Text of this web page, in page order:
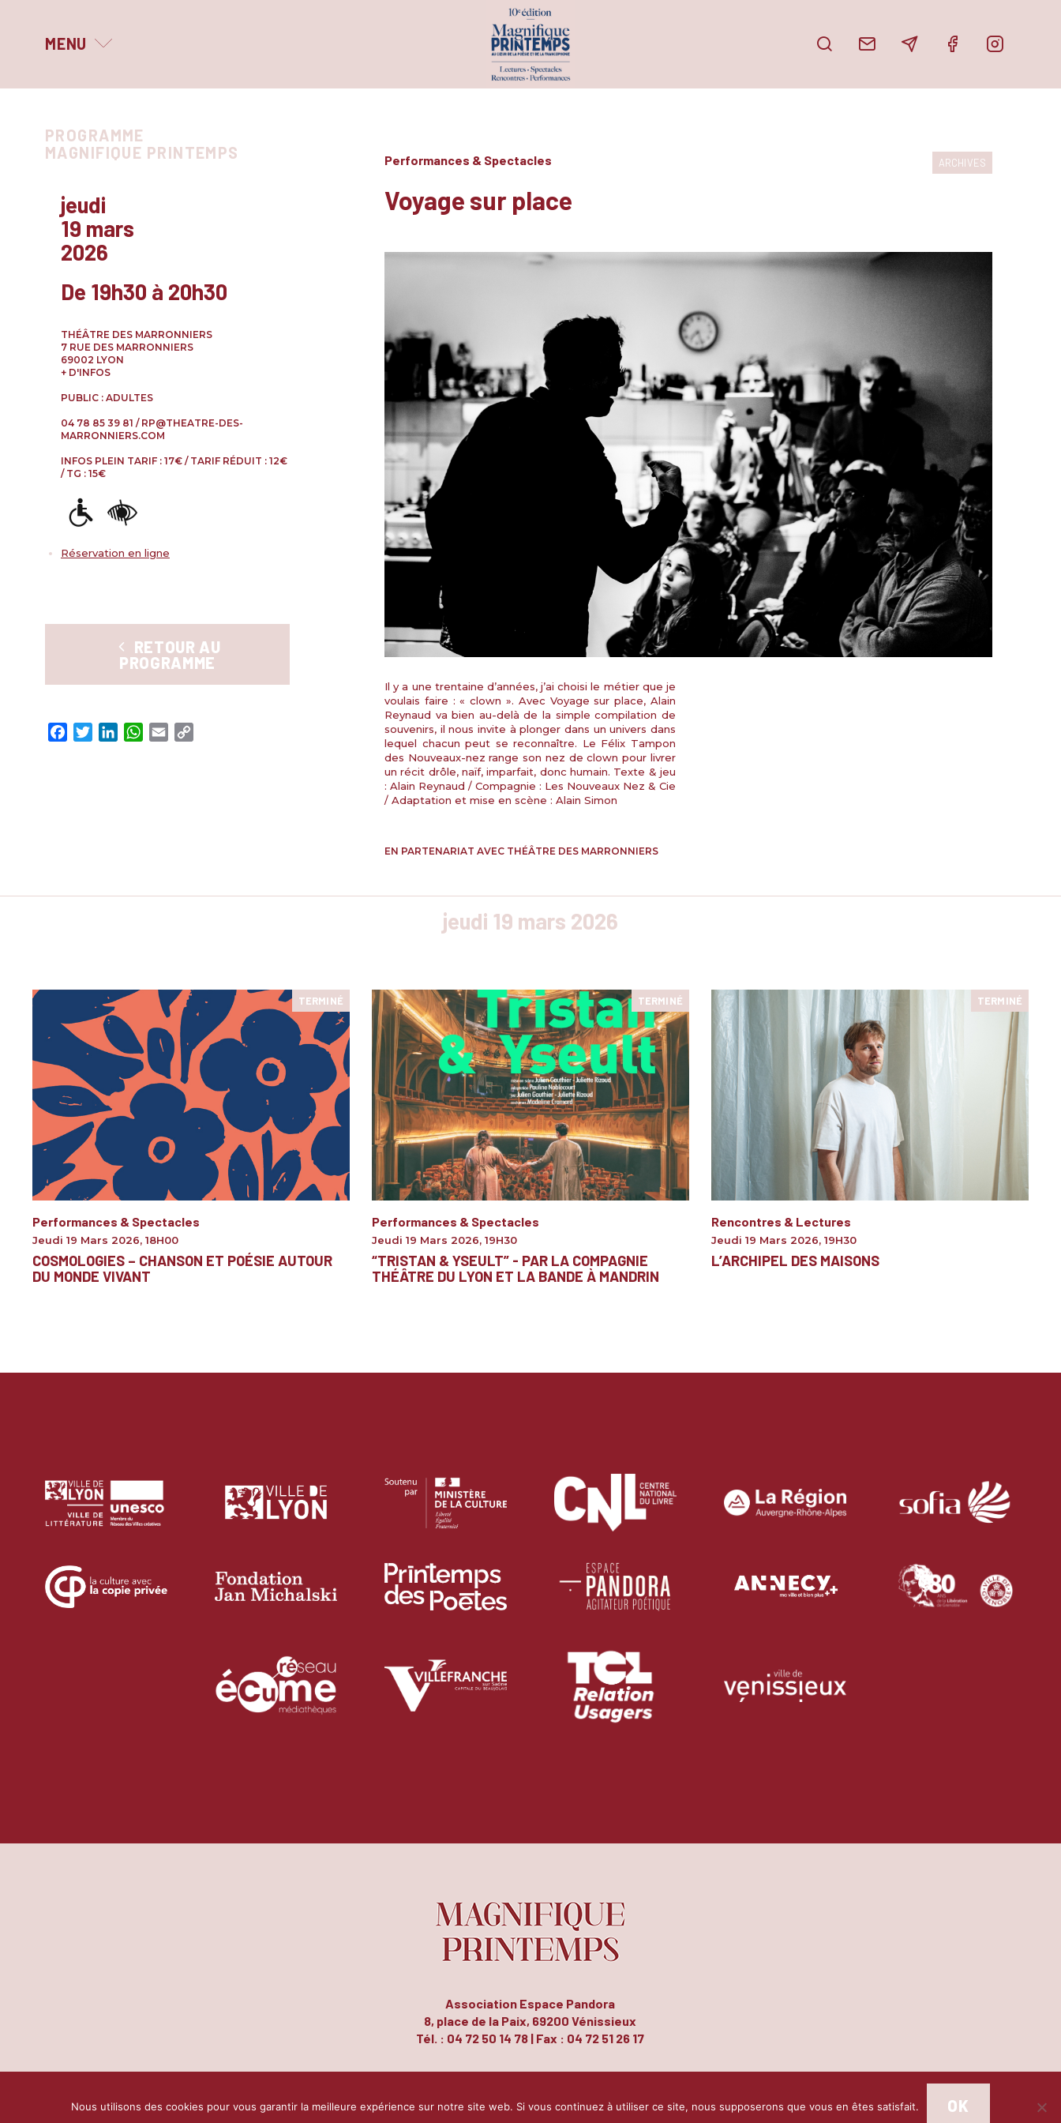
MENU
LE FESTIVAL
LES PARTENAIRES
ARCHIVES
PAR CATÉGORIE
PERFORMANCES & SPECTACLES
PROJECTIONS
RENCONTRES & LECTURES
SALONS
DANS LES COULISSES DU FESTIVAL
PROGRAMME
MAGNIFIQUE PRINTEMPS
jeudi
19 mars
2026
De 19h30 à 20h30
THÉÂTRE DES MARRONNIERS
7 RUE DES MARRONNIERS
69002 LYON
+ D'INFOS
PUBLIC : ADULTES
04 78 85 39 81 / RP@THEATRE-DES-
MARRONNIERS.COM
INFOS PLEIN TARIF : 17€ / TARIF RÉDUIT : 12€
/ TG : 15€
Réservation en ligne
RETOUR AU
PROGRAMME
Facebook
TwitterLinkedInWhatsApp
Email
Performances & Spectacles ARCHIVES
Voyage sur place
Il y a une trentaine d’années, j’ai choisi le métier que je
voulais faire : « clown ». Avec Voyage sur place, Alain
Reynaud va bien au-delà de la simple compilation de
souvenirs, il nous invite à plonger dans un univers dans
lequel chacun peut se reconnaître. Le Félix Tampon
des Nouveaux-nez range son nez de clown pour livrer
un récit drôle, naïf, imparfait, donc humain. Texte & jeu
: Alain Reynaud / Compagnie : Les Nouveaux Nez & Cie
/ Adaptation et mise en scène : Alain Simon
EN PARTENARIAT AVEC THÉÂTRE DES MARRONNIERS
jeudi 19 mars 2026
TERMINÉ
Performances & Spectacles
Jeudi 19 Mars 2026, 18H00
COSMOLOGIES – CHANSON ET POÉSIE AUTOUR
DU MONDE VIVANT
TERMINÉ
Performances & Spectacles
Jeudi 19 Mars 2026, 19H30
“TRISTAN & YSEULT” - PAR LA COMPAGNIE
THÉÂTRE DU LYON ET LA BANDE À MANDRIN
TERMINÉ
Rencontres & Lectures
Jeudi 19 Mars 2026, 19H30
L’ARCHIPEL DES MAISONS
Association Espace Pandora
8, place de la Paix, 69200 Vénissieux
Tél. : 04 72 50 14 78 | Fax : 04 72 51 26 17
Nous utilisons des cookies pour vous garantir la meilleure expérience sur notre site web. Si vous continuez à utiliser ce site, nous supposerons que vous en êtes satisfait. OK